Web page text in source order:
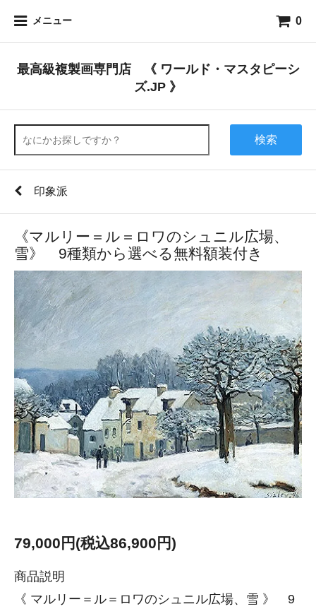
メニュー 0
最高級複製画専門店 《 ワールド・マスタピーシ
ズ.JP 》
検索
印象派
《マルリー＝ル＝ロワのシュニル広場、
雪》 9種類から選べる無料額装付き
79,000円(税込86,900円)
商品説明
《 マルリー＝ル＝ロワのシュニル広場、雪 》 9